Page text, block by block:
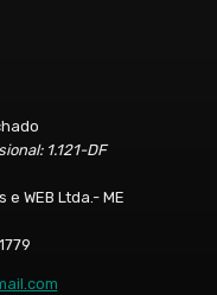
1.121-DF
WEB Ltda.- ME